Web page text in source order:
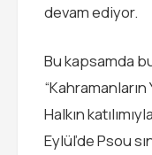
devam ediyor.
Bu kapsamda
Halkın
Eylül’de Psou